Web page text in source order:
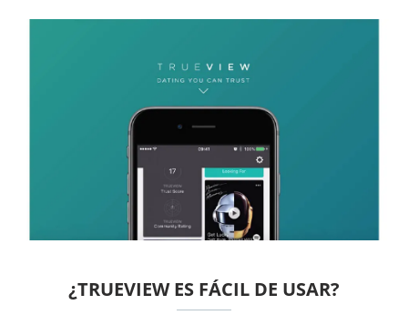
¿TRUEVIEW ES FÁCIL DE USAR?